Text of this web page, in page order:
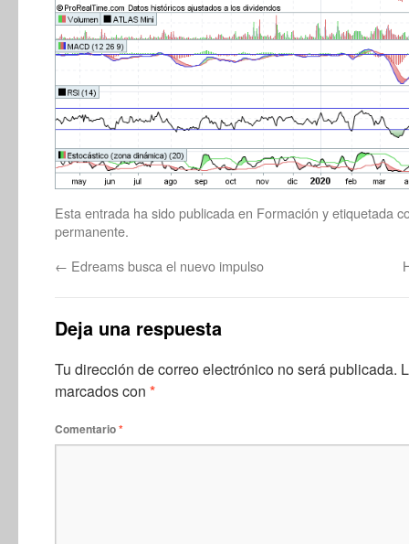
Esta entrada ha sido publicada en Formación y etiquetada
permanente.
← Edreams busca el nuevo impulso
Deja una respuesta
Tu dirección de correo electrónico no será publicada.
marcados con *
Comentario*